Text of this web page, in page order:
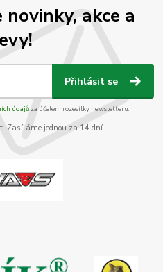
akce a
Přihlásit se
údajůza účelem rozesílky newsletteru.
Zasíláme jednou za 14 dní.